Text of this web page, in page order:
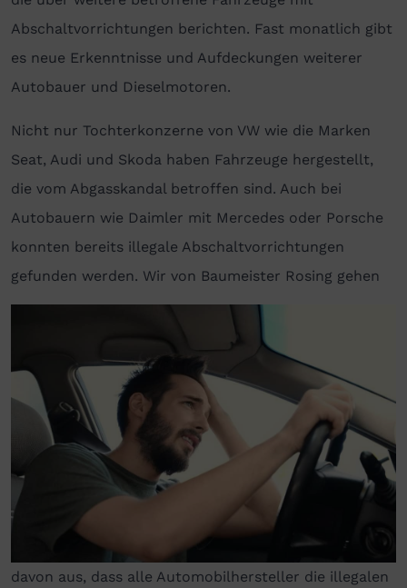
Abschaltvorrichtungen berichten. Fast monatlich gibt
es neue Erkenntnisse und Aufdeckungen weiterer
Autobauer und Dieselmotoren.
Nicht nur Tochterkonzerne von VW wie die Marken
Seat, Audi und Skoda haben Fahrzeuge hergestellt,
die vom Abgasskandal betroffen sind. Auch bei
Autobauern wie Daimler mit Mercedes oder Porsche
konnten bereits illegale Abschaltvorrichtungen
gefunden werden. Wir von Baumeister Rosing gehen
davon aus, dass alle Automobilhersteller die illegalen